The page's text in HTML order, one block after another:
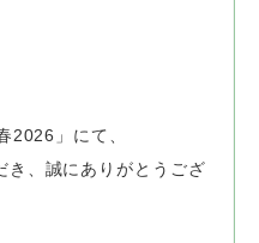
2026」にて、
き、誠にありがとうござ